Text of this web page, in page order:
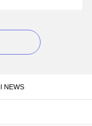
NEWS